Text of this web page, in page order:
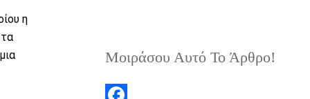
η
Μοιράσου Αυτό Το Άρθρο!